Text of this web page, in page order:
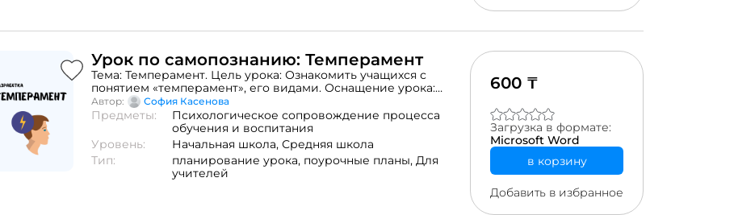
Урок по самопознанию: Темперамент
Тема: Темперамент. Цель урока: Ознакомить учащихся с
понятием «темперамент», его видами. Оснащение урока:
ПроекторХод урока:Организационный момент.Виды
темперамента:* Холерический – от слова «желчь»*
Сангвинический – от слова «кровь»* Флегматический – от
слова «слизь»* Меланхолический – от слова «черная
желчь»Типология темперамента по И.П.ПавловуВопросы на
понимание темы урокаСодержание слайдов
Автор: София Касенова
Предметы:
Психологическое сопровождение процесса
обучения и воспитания
Уровень:
Начальная школа, Средняя школа
Тип:
планирование урока, поурочные планы, Для
учителей
600 ₸
Загрузка в формате:
Microsoft Word
в корзину
Добавить в избранное